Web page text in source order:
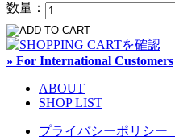
数量：
» For International Customers
ABOUT
SHOP LIST
プライバシーポリシー